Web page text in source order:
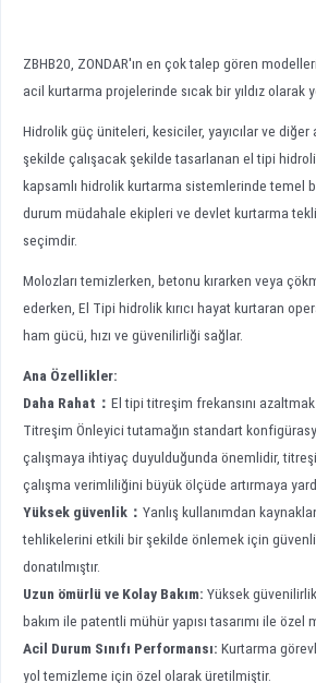
ZBHB20, ZONDAR'ın en çok talep gören
acil kurtarma projelerinde sıcak bir yıldız olarak
Hidrolik güç üniteleri, kesiciler, yayıcılar ve
şekilde çalışacak şekilde tasarlanan el tipi hidrolik
kapsamlı hidrolik kurtarma sistemlerinde temel
durum müdahale ekipleri ve devlet kurtarma
seçimdir.
Molozları temizlerken, betonu kırarken veya
ederken, El Tipi hidrolik kırıcı hayat kurtaran
ham gücü, hızı ve güvenilirliği sağlar.
Ana Özellikler:
Daha Rahat ： El tipi titreşim frekansını
Titreşim Önleyici tutamağın standart
çalışmaya ihtiyaç duyulduğunda önemlidir,
çalışma verimliliğini büyük ölçüde artırmaya
Yüksek güvenlik ： Yanlış kullanımdan
tehlikelerini etkili bir şekilde önlemek için
donatılmıştır.
Uzun ömürlü ve Kolay Bakım: Yüksek
bakım ile patentli mühür yapısı tasarımı ile özel
Acil Durum Sınıfı Performansı: Kurtarma
yol temizleme için özel olarak üretilmiştir.